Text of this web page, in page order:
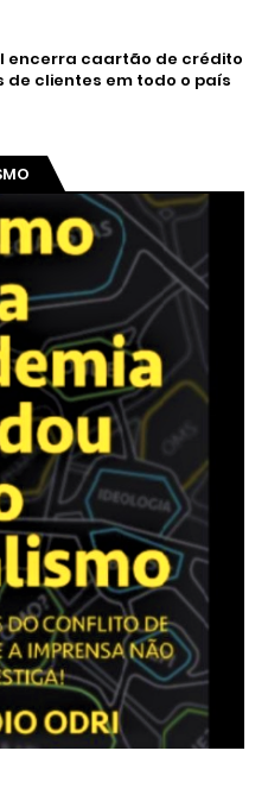
encerra caartão de crédito
de clientes em todo o país